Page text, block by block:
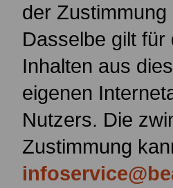
der
Dasselbe gilt
Inhalten aus
eigenen
Nutzers. Die
Zustimmung